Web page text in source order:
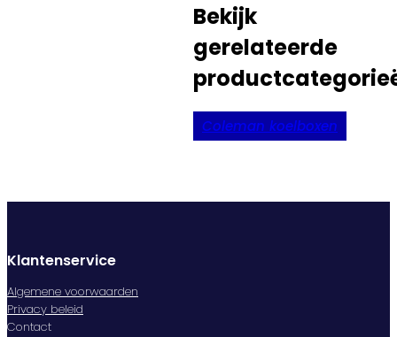
Bekijk
gerelateerde
Coleman koelboxen
Klantenservice
Algemene voorwaarden
Privacy beleid
Contact